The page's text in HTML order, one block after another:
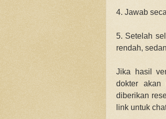
4. Jawab
5. Setelah
rendah,
Jika hasil
dokter akan
diberikan
link untuk